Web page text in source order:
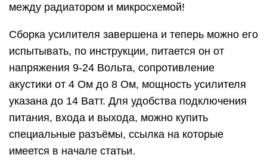
между радиатором и микросхемой!
Сборка усилителя завершена и теперь можно его
испытывать, по инструкции, питается он от
напряжения 9-24 Вольта, сопротивление
акустики от 4 Ом до 8 Ом, мощность усилителя
указана до 14 Ватт. Для удобства подключения
питания, входа и выхода, можно купить
специальные разъёмы, ссылка на которые
имеется в начале статьи.